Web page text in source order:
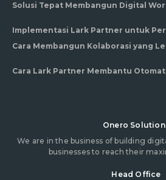
Solusi Tepat Membangun Digital
Implementasi Lark Partner untuk
Cara Membangun Kolaborasi yang
Cara Lark Partner Membantu
Onero
We are in the business of building
businesses to reach their
Head Office